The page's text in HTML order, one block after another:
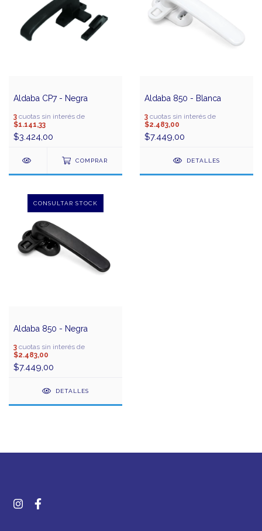
Aldaba CP7 - Negra
3 cuotas sin interés de
$1.141,33
$3.424,00
COMPRAR
Aldaba 850 - Blanca
3 cuotas sin interés de
$2.483,00
$7.449,00
DETALLES
Aldaba 850 - Negra
3 cuotas sin interés de
$2.483,00
$7.449,00
DETALLES